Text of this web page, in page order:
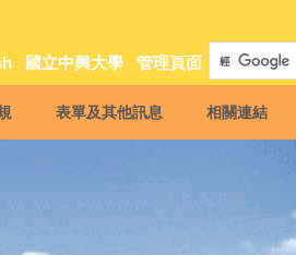
國立中興大學 管理頁面
表單及其他訊息 相關連結